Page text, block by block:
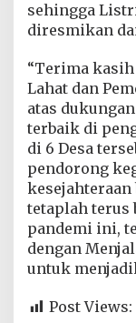
sehingga
diresmikan
“Terima
Lahat dan
atas
terbaik di
di 6 Desa
pendorong
kesejahteraan
tetaplah terus
pandemi ini,
dengan
untuk
Post Views: